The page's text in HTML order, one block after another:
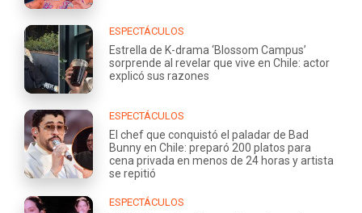
ESPECTÁCULOS
Estrella de K-drama ‘Blossom Campus’
sorprende al revelar que vive en Chile: actor
explicó sus razones
ESPECTÁCULOS
El chef que conquistó el paladar de Bad
Bunny en Chile: preparó 200 platos para
cena privada en menos de 24 horas y artista
se repitió
ESPECTÁCULOS